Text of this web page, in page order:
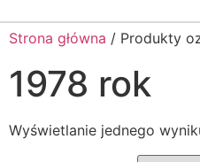
Strona główna / Produkty
1978 rok
Wyświetlanie jednego